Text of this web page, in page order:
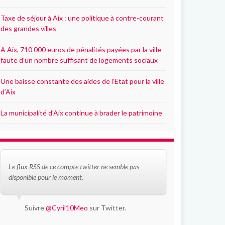
Taxe de séjour à Aix : une politique à contre-courant
des grandes villes
A Aix, 710 000 euros de pénalités payées par la ville
faute d’un nombre suffisant de logements sociaux
Une baisse constante des aides de l’Etat pour la ville
d’Aix
La municipalité d’Aix continue à brader le patrimoine
Le flux RSS de ce compte twitter ne semble pas
disponible pour le moment.
Suivre@Cyril10Meo sur Twitter.